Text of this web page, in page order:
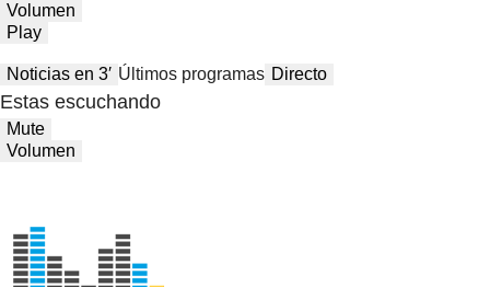
Volumen
Play
Noticias en 3′ Últimos programas Directo
Estas escuchando
Mute
Volumen